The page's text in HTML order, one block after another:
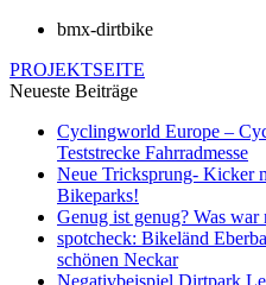
bmx-dirtbike
PROJEKTSEITE
Neueste Beiträge
Cyclingworld Europe –
Teststrecke Fahrradmesse
Neue Tricksprung- Kicker
Bikeparks!
Genug ist genug? Was
spotcheck: Bikeländ
schönen Neckar
Negativbeispiel Dirtpark